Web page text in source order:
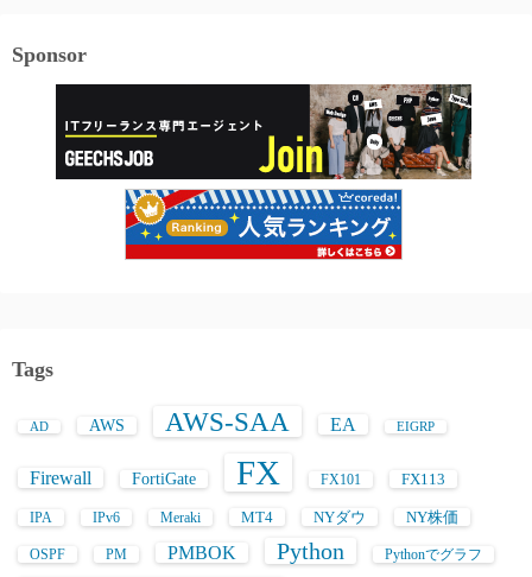
Sponsor
Tags
AD AWS AWS-SAA EA EIGRP
Firewall FortiGate FX FX101 FX113
IPA IPv6 Meraki MT4 NYダウ NY株価
OSPF PM PMBOK Python Pythonでグラフ